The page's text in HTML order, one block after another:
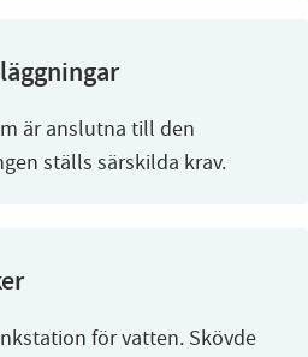
är anslutna till den
ställs särskilda krav.
för vatten. Skövde